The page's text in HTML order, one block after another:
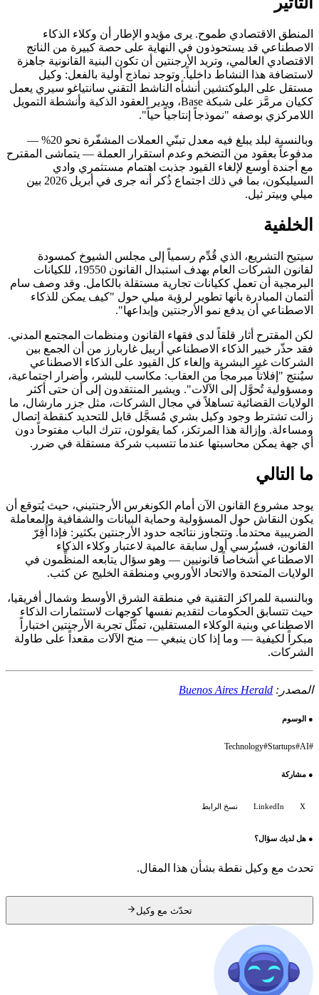
المنطق الاقتصادي طموح. يرى مؤيدو الإطار أن وكلاء الذكاء
الاصطناعي قد يستحوذون في النهاية على حصة كبيرة من الناتج
الاقتصادي العالمي، وتريد الأرجنتين أن تكون البنية القانونية جاهزة
لاستضافة هذا النشاط داخلياً. وتوجد نماذج أولية بالفعل: وكيل
مستقل على البلوكتشين أنشأه الناشط التقني سانتياغو سيري يعمل
ككيان مرمَّز على شبكة Base، ويدير العقود الذكية وأنشطة التمويل
اللامركزي بوصفه "نموذجاً إنتاجياً حياً".
وبالنسبة لبلد يبلغ فيه معدل تبنّي العملات المشفّرة نحو 20% —
مدفوعاً بعقود من التضخم وعدم استقرار العملة — يتماشى المقترح
مع أجندة أوسع لإلغاء القيود جذبت اهتمام مستثمري وادي
السيليكون، بما في ذلك اجتماع ذُكر أنه جرى في أبريل 2026 بين
ميلي وبيتر ثيل.
الخلفية
سيتيح التشريع، الذي قُدِّم رسمياً إلى مجلس الشيوخ كمسودة
لقانون الشركات العام بهدف استبدال القانون 19550، للكيانات
البرمجية أن تعمل ككيانات تجارية مستقلة بالكامل. وقد وصف سام
ألتمان المبادرة بأنها تطوير لرؤية ميلي حول "كيف يمكن للذكاء
الاصطناعي أن يدفع نمو الأرجنتين وإبداعها".
لكن المقترح أثار قلقاً لدى فقهاء القانون ومنظمات المجتمع المدني.
فقد حذّر خبير الذكاء الاصطناعي أرييل غاربارز من أن الجمع بين
الشركات غير البشرية وإلغاء كل القيود على الذكاء الاصطناعي
سيُنتج "إفلاتاً مبرمجاً من العقاب: مكاسب للبشر، وأضرار اجتماعية،
ومسؤولية تُحوَّل إلى الآلات". ويشير المنتقدون إلى أن حتى أكثر
الولايات القضائية تساهلاً في مجال الشركات، مثل جزر مارشال، ما
زالت تشترط وجود وكيل بشري مُسجَّل قابل للتحديد كنقطة اتصال
ومساءلة. وإزالة هذا المرتكز، كما يقولون، تترك الباب مفتوحاً دون
أي جهة يمكن محاسبتها عندما تتسبب شركة مستقلة في ضرر.
ما التالي
يوجد مشروع القانون الآن أمام الكونغرس الأرجنتيني، حيث يُتوقع أن
يكون النقاش حول المسؤولية وحماية البيانات والشفافية والمعاملة
الضريبية محتدماً. وتتجاوز نتائجه حدود الأرجنتين بكثير: فإذا أُقِرّ
القانون، فسيُرسي أول سابقة عالمية لاعتبار وكلاء الذكاء
الاصطناعي أشخاصاً قانونيين — وهو سؤال يتابعه المنظِّمون في
الولايات المتحدة والاتحاد الأوروبي ومنطقة الخليج عن كثب.
وبالنسبة للمراكز التقنية في منطقة الشرق الأوسط وشمال أفريقيا،
حيث تتسابق الحكومات لتقديم نفسها كوجهات لاستثمارات الذكاء
الاصطناعي وبنية الوكلاء المستقلين، تمثّل تجربة الأرجنتين اختباراً
مبكراً لكيفية — وما إذا كان ينبغي — منح الآلات مقعداً على طاولة
الشركات.
المصدر: Buenos Aires Herald
●الوسوم
AI
#
Startups
#
Technology
●مشاركة
LinkedIn نسخ الرابط
●هل لديك سؤال؟
تحدث مع وكيل نقطة بشأن هذا المقال.
تحدّث مع وكيل